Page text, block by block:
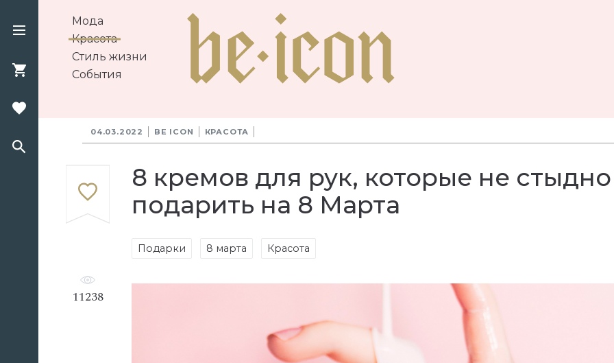
Мода
Красота
Стиль жизни
События
04.03.2022 BE ICON КРАСОТА
8 кремов для рук, которые не стыдно
подарить на 8 Марта
Подарки 8 марта Красота
11238